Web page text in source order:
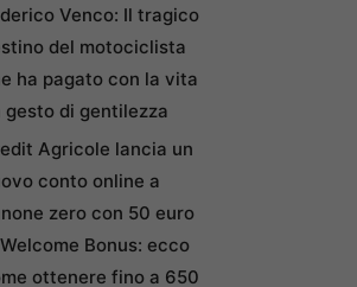
Venco: Il tragico
del motociclista
ha pagato con la vita
gesto di gentilezza
Agricole lancia un
conto online a
zero con 50 euro
Bonus: ecco
ottenere fino a 650